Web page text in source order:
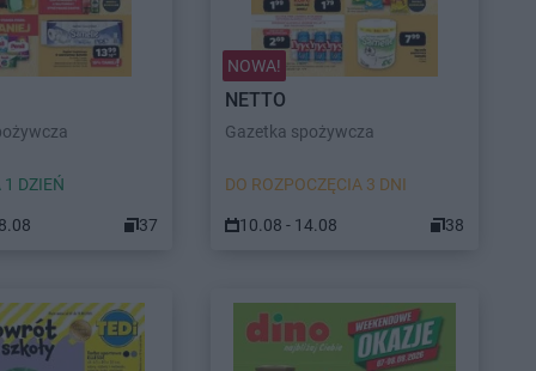
1 DZIEŃ
37
NOWA!
NETTO
Gazetka spożywcza
DO ROZPOCZĘCIA 3 DNI
10.08 - 14.08 38